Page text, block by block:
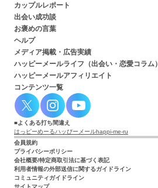
カップルレポート
出会い成功談
お褒めの言葉
ヘルプ
メディア掲載・広告実績
ハッピーメールライフ（出会い・恋愛コラム）
ハッピーメールアフィリエイト
コンテンツ一覧
よくある打ち間違え
はっピーめーるハッぴーメールhappi-me-ru
会員規約
プライバシーポリシー
会社概要/特定商取引法に基づく表記
利用者情報の外部送信に関するガイドライン
コミュニティガイドライン
サイトマップ